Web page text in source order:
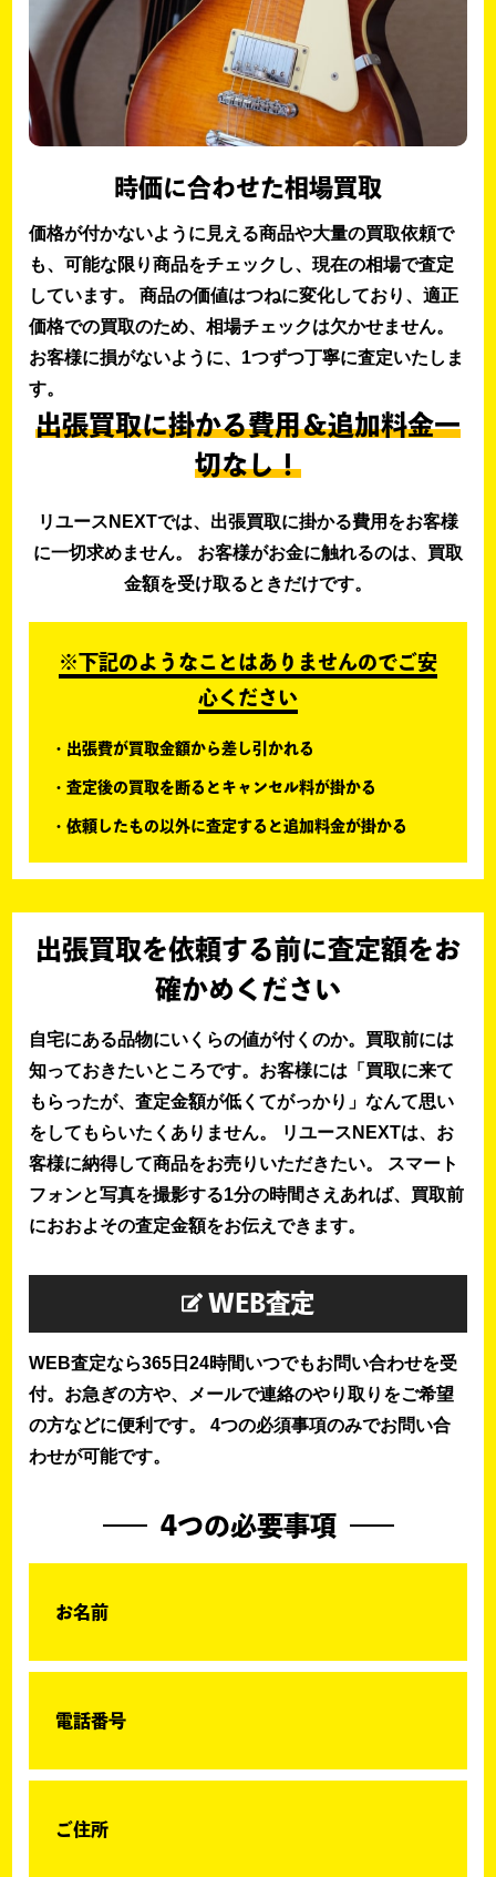
時価に合わせた相場買取
価格が付かないように見える商品や大量の買取依頼で
も、可能な限り商品をチェックし、現在の相場で査定
しています。 商品の価値はつねに変化しており、適正
価格での買取のため、相場チェックは欠かせません。
お客様に損がないように、1つずつ丁寧に査定いたしま
す。
出張買取に掛かる費用＆追加料金一
切なし！
リユースNEXTでは、出張買取に掛かる費用をお客様
に一切求めません。 お客様がお金に触れるのは、買取
金額を受け取るときだけです。
※下記のようなことはありませんのでご安
心ください
出張費が買取金額から差し引かれる
査定後の買取を断るとキャンセル料が掛かる
依頼したもの以外に査定すると追加料金が掛かる
出張買取を依頼する前に査定額をお
確かめください
自宅にある品物にいくらの値が付くのか。買取前には
知っておきたいところです。お客様には「買取に来て
もらったが、査定金額が低くてがっかり」なんて思い
をしてもらいたくありません。 リユースNEXTは、お
客様に納得して商品をお売りいただきたい。 スマート
フォンと写真を撮影する1分の時間さえあれば、買取前
におおよその査定金額をお伝えできます。
WEB査定
WEB査定なら365日24時間いつでもお問い合わせを受
付。お急ぎの方や、メールで連絡のやり取りをご希望
の方などに便利です。 4つの必須事項のみでお問い合
わせが可能です。
4つの必要事項
お名前
電話番号
ご住所